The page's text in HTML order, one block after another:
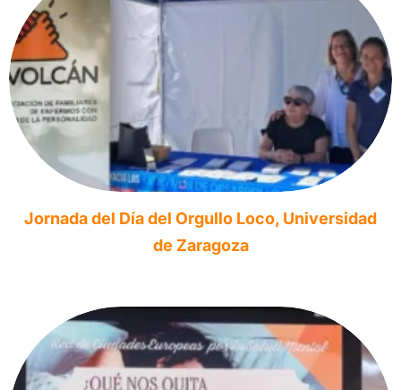
Jornada del Día del Orgullo Loco, Universidad
de Zaragoza